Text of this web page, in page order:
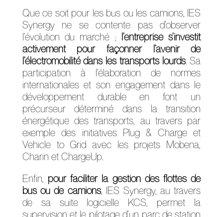
Que ce soit pour les bus ou les camions, IES
Synergy ne se contente pas d’observer
l’évolution du marché ; l’entreprise s’investit
activement pour façonner l’avenir de
l’électromobilité dans les transports lourds. Sa
participation à l’élaboration de normes
internationales et son engagement dans le
développement durable en font un
précurseur déterminé dans la transition
énergétique des transports, au travers par
exemple des initiatives Plug & Charge et
Vehicle to Grid avec les projets Mobena,
Charin et ChargeUp.
Enfin, pour faciliter la gestion des flottes de
bus ou de camions, IES Synergy, au travers
de sa suite logicielle KCS, permet la
supervision et le pilotage d’un parc de station